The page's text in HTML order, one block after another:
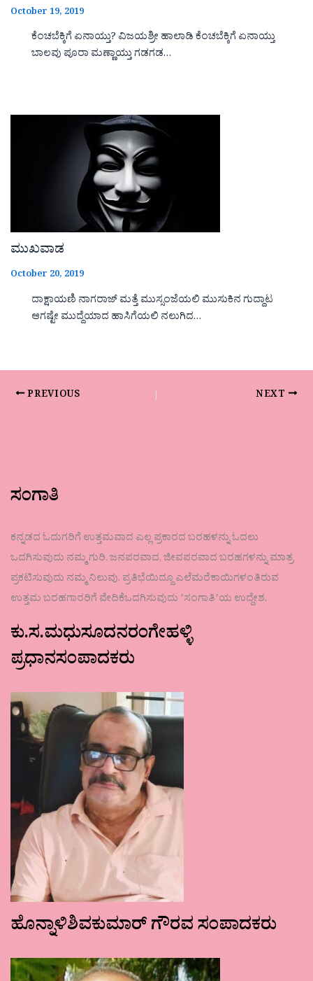
October 19, 2019
ಕೆಂಚಬೆಕ್ಕಿಗೆ ಏನಾಯ್ತು? ವಿಜಯಶ್ರೀ ಹಾಲಾಡಿ ಕೆಂಚಬೆಕ್ಕಿಗೆ ಏನಾಯ್ತು
ಬಾಲವು ಪೂರಾ ಮಣ್ಣಾಯ್ತು ಗಡಗಡ…
ಮುಖವಾಡ
October 20, 2019
ದಾಕ್ಷಾಯಣಿ ನಾಗರಾಜ್ ಮತ್ತೆ ಮುಸ್ಸಂಜೆಯಲಿ ಮುಸುಕಿನ ಗುದ್ದಾಟ
ಆಗಷ್ಟೇ ಮುದ್ದೆಯಾದ ಹಾಸಿಗೆಯಲಿ ನಲುಗಿದ…
PREVIOUS NEXT
ಸಂಗಾತಿ
ಕನ್ನಡದ ಓದುಗರಿಗೆ ಉತ್ತಮವಾದ ಎಲ್ಲ ಪ್ರಕಾರದ ಬರಹಳನ್ನು ಓದಲು
ಒದಗಿಸುವುದು ನಮ್ಮ ಗುರಿ. ಜನಪರವಾದ, ಜೀವಪರವಾದ ಬರಹಗಳನ್ನು ಮಾತ್ರ
ಪ್ರಕಟಿಸುವುದು ನಮ್ಮ ನಿಲುವು. ಪ್ರತಿಭೆಯಿದ್ದೂ ಎಲೆಮರೆಕಾಯಿಗಳಂತಿರುವ
ಉತ್ತಮ ಬರಹಗಾರರಿಗೆ ವೇದಿಕೆಒದಗಿಸುವುದು ʼಸಂಗಾತಿʼಯ ಉದ್ದೇಶ.
ಕು.ಸ.ಮಧುಸೂದನರಂಗೇಹಳ್ಳಿ
ಪ್ರಧಾನಸಂಪಾದಕರು
ಹೊನ್ನಾಳಿಶಿವಕುಮಾರ್ ಗೌರವ ಸಂಪಾದಕರು